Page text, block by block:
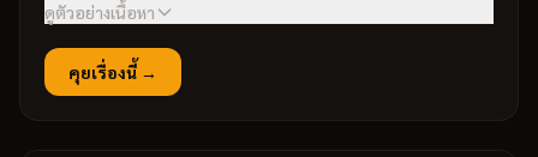
ดูตัวอย่างเนื้อหา
สิ่งที่ทีมจะทำได้
→เปลี่ยน ChatGPT จากผู้ช่วยตอบแชท เป็นพนักงานที่
คุยเรื่องนี้ →